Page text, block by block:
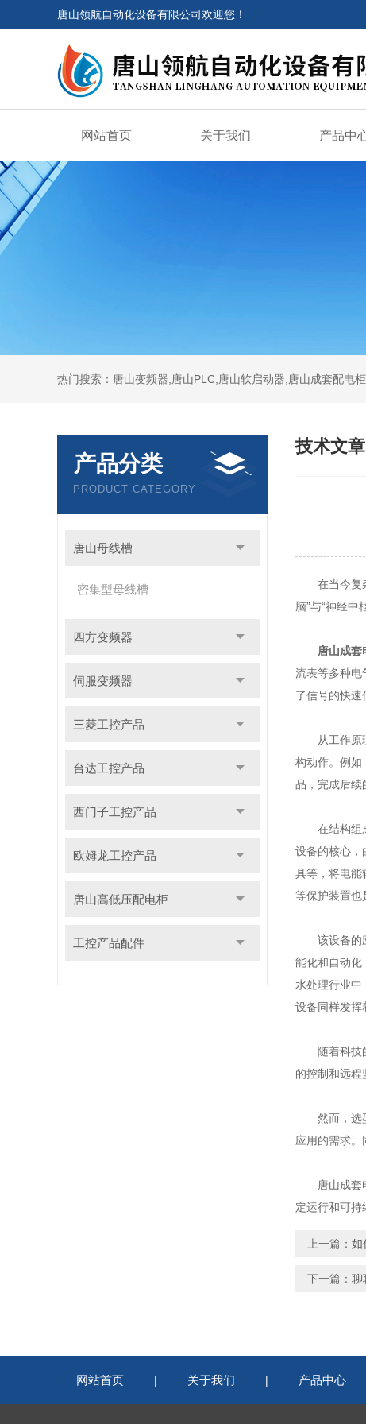
唐山领航自动化设备有限公司欢迎您！
网站首页 关于我们 产品中
产品分类
PRODUCT CATEGORY
唐山母线槽
密集型母线槽
四方变频器
伺服变频器
三菱工控产品
台达工控产品
西门子工控产品
欧姆龙工控产品
唐山高低压配电柜
工控产品配件
技术文章
在当今复杂
脑”与“神经
唐山成套
流表等多种电
了信号的快速
从工作原理
构动作。例如
品，完成后续
在结构组成
设备的核心，
具等，将电能
等保护装置也
该设备的应
能化和自动化
水处理行业
设备同样发挥
随着科技的
的控制和远程
然而，选型
应用的需求。
唐山成套电
定运行和可持
上一篇： 如
下一篇： 聊
网站首页 | 关于我们 | 产品中心